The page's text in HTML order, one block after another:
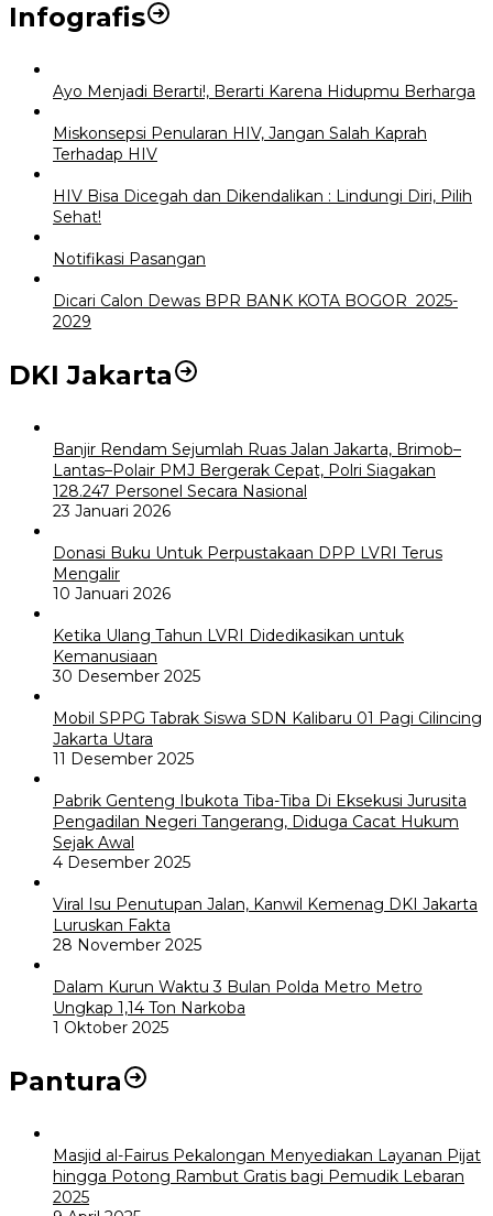
Infografis
Ayo Menjadi Berarti!, Berarti Karena Hidupmu Berharga
Miskonsepsi Penularan HIV, Jangan Salah Kaprah
Terhadap HIV
HIV Bisa Dicegah dan Dikendalikan : Lindungi Diri, Pilih
Sehat!
Notifikasi Pasangan
Dicari Calon Dewas BPR BANK KOTA BOGOR 2025-
2029
DKI Jakarta
Banjir Rendam Sejumlah Ruas Jalan Jakarta, Brimob–
Lantas–Polair PMJ Bergerak Cepat, Polri Siagakan
128.247 Personel Secara Nasional
23 Januari 2026
Donasi Buku Untuk Perpustakaan DPP LVRI Terus
Mengalir
10 Januari 2026
Ketika Ulang Tahun LVRI Didedikasikan untuk
Kemanusiaan
30 Desember 2025
Mobil SPPG Tabrak Siswa SDN Kalibaru 01 Pagi Cilincing
Jakarta Utara
11 Desember 2025
Pabrik Genteng Ibukota Tiba-Tiba Di Eksekusi Jurusita
Pengadilan Negeri Tangerang, Diduga Cacat Hukum
Sejak Awal
4 Desember 2025
Viral Isu Penutupan Jalan, Kanwil Kemenag DKI Jakarta
Luruskan Fakta
28 November 2025
Dalam Kurun Waktu 3 Bulan Polda Metro Metro
Ungkap 1,14 Ton Narkoba
1 Oktober 2025
Pantura
Masjid al-Fairus Pekalongan Menyediakan Layanan Pijat
hingga Potong Rambut Gratis bagi Pemudik Lebaran
2025